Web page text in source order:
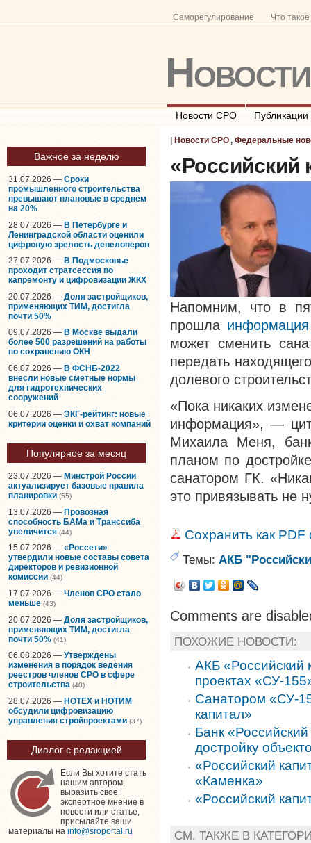
Саморегулирование Что
Новости СРО Публикации
Важное за неделю
31.07.2026 — Сроки
промышленного строительства
превышают плановые в среднем
на 20%
28.07.2026 — В Петербурге и
Ленинградской области оценили
цифровую зрелость девелоперов
27.07.2026 — В Подмосковье
проходит стратсессия по
капремонту и цифровизации ЖКХ
20.07.2026 — Доля застройщиков,
применяющих ТИМ, достигла
почти 50%
09.07.2026 — В Москве выдали
более 500 разрешений на работы
по сохранению ОКН
06.07.2026 — В ФСНБ-2022
внесли новые сметные нормы
для гидротехнических
сооружений
06.07.2026 — ЭКГ-рейтинг: новые
критерии оценки и охват компаний
Популярное за месяц
23.07.2026 — Минстрой России
актуализирует базовые правила
планировки (55)
13.07.2026 — Провозная
способность БАМа и Транссиба
увеличится (44)
15.07.2026 — «Россети»
утвердили новые составы совета
директоров и ревизионной
комиссии (44)
17.07.2026 — Членов СРО стало
меньше (43)
20.07.2026 — Доля застройщиков,
применяющих ТИМ, достигла
почти 50% (41)
06.08.2026 — Утверждены
изменения в порядок ведения
реестров членов СРО в сфере
строительства (40)
28.07.2026 — НОТЕХ и НОТИМ
обсудили цифровизацию
управления стройпроектами (37)
Диалог с редакцией
Если Вы хотите стать
нашим автором,
выразить своё
экспертное мнение в
новости или статье,
присылайте ваши
материалы на info@sroportal.ru
Новости СРО, Федеральные
«Российский
Напомним, что в
прошла информация
может сменить
передать
долевого
«Пока никаких
информация», —
Михаила Меня,
планом по
санатором ГК.
это привязывать не
Сохранить как
Темы: АКБ
Comments are
ПОХОЖИЕ НОВОСТИ:
АКБ «Российский
проектах «СУ-
Санатором «СУ-
капитал»
Банк
достройку
«Российский
«Каменка»
«Российский
СМ. ТАКЖЕ В